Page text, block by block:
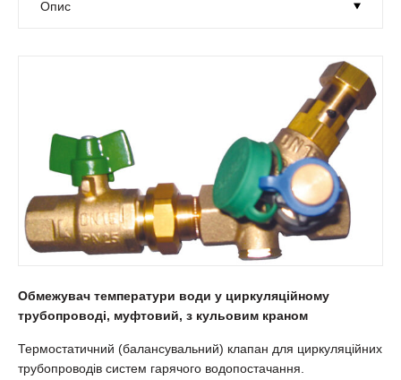
Обмежувач температури води у циркуляційному
трубопроводі, муфтовий, з кульовим краном
Термостатичний (балансувальний) клапан для циркуляційних
трубопроводів систем гарячого водопостачання.